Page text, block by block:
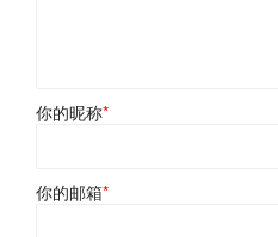
你的昵称*
你的邮箱*